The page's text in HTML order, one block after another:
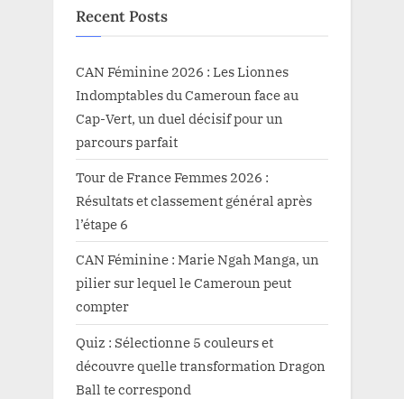
Recent Posts
CAN Féminine 2026 : Les Lionnes
Indomptables du Cameroun face au
Cap-Vert, un duel décisif pour un
parcours parfait
Tour de France Femmes 2026 :
Résultats et classement général après
l’étape 6
CAN Féminine : Marie Ngah Manga, un
pilier sur lequel le Cameroun peut
compter
Quiz : Sélectionne 5 couleurs et
découvre quelle transformation Dragon
Ball te correspond